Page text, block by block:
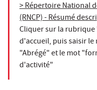
> Répertoire National
(RNCP) - Résumé
Cliquer sur la
d'accueil, puis saisir le
"Abrégé" et le mot
d'activité"